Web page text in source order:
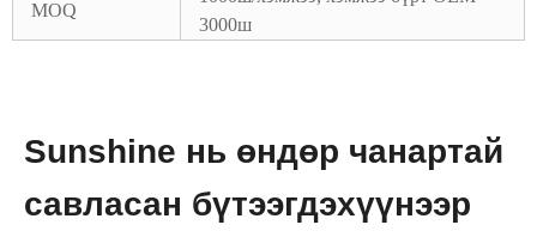
MOQ
3000ш
Sunshine нь өндөр чанартай
савласан бүтээгдэхүүнээр